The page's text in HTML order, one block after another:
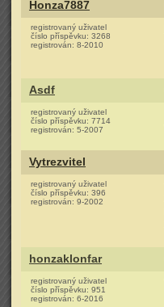
Honza7887
registrovaný uživatel
číslo příspěvku: 3268
registrován: 8-2010
Asdf
registrovaný uživatel
číslo příspěvku: 7714
registrován: 5-2007
Vytrezvitel
registrovaný uživatel
číslo příspěvku: 396
registrován: 9-2002
honzaklonfar
registrovaný uživatel
číslo příspěvku: 951
registrován: 6-2016